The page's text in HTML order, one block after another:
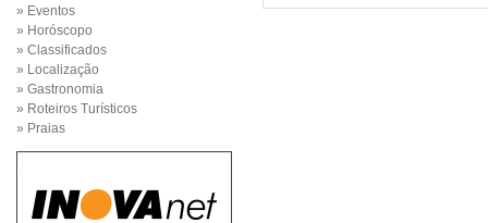
» Eventos
» Horóscopo
» Classificados
» Localização
» Gastronomia
» Roteiros Turísticos
» Praias